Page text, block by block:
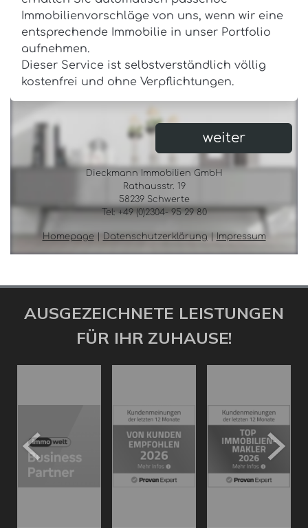
AUSGEZEICHNETE LEISTUNGEN
FÜR IHR ZUHAUSE!